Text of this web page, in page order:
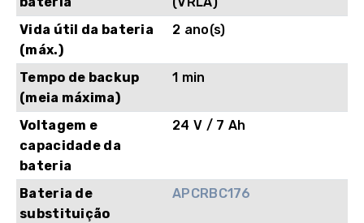
Vida útil da bateria
(máx.)
2 ano(s)
Tempo de backup
(meia máxima)
1 min
Voltagem e
capacidade da
bateria
24 V / 7 Ah
Bateria de
substituição
APCRBC176